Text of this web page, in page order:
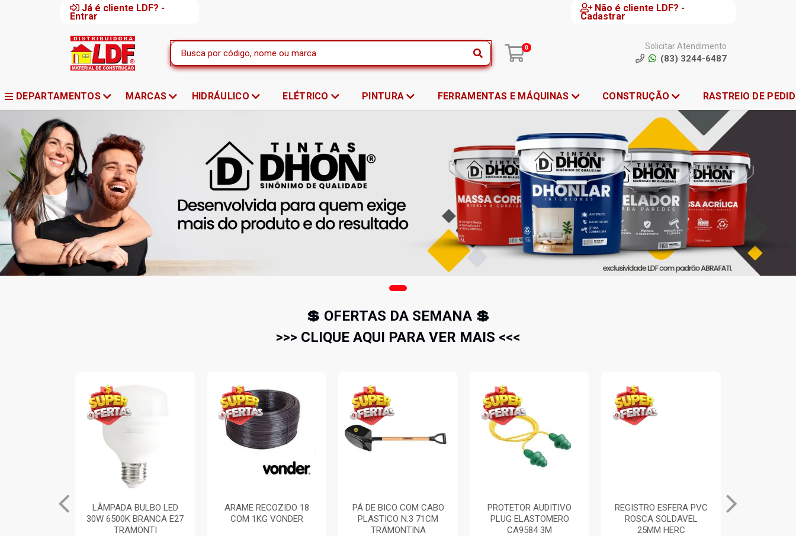
Já é cliente LDF? -
Entrar
Não é cliente LDF? -
Cadastrar
0 Solicitar Atendimento
(83) 3244-6487
DEPARTAMENTOS MARCAS HIDRÁULICO ELÉTRICO PINTURA FERRAMENTAS E MÁQUINAS CONSTRUÇÃO RASTREIO DE
💲 OFERTAS DA SEMANA 💲
>>> CLIQUE AQUI PARA VER MAIS <<<
LÂMPADA BULBO LED
30W 6500K BRANCA E27
TRAMONTI
ARAME RECOZIDO 18
COM 1KG VONDER
PÁ DE BICO COM CABO
PLASTICO N.3 71CM
TRAMONTINA
PROTETOR AUDITIVO
PLUG ELASTOMERO
CA9584 3M
REGISTRO ESFERA PVC
ROSCA SOLDAVEL
25MM HERC